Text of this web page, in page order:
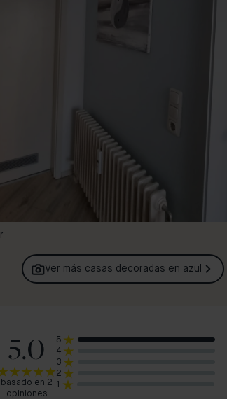
Ver más casas decoradas en azul
5.0
basado en 2
opiniones
5
4
3
2
1